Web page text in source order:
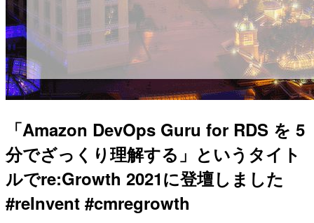
「Amazon DevOps Guru for RDS を 5
分でざっくり理解する」というタイト
ルでre:Growth 2021に登壇しました
#reInvent #cmregrowth